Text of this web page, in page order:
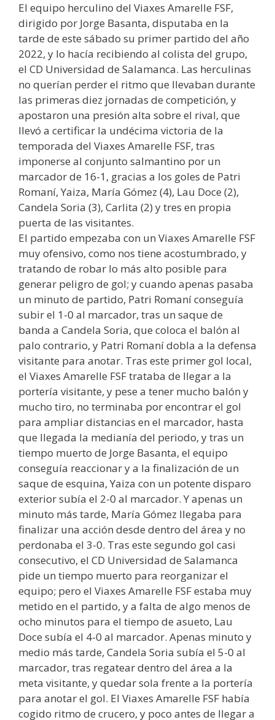
El equipo herculino del Viaxes Amarelle FSF,
dirigido por Jorge Basanta, disputaba en la
tarde de este sábado su primer partido del año
2022, y lo hacía recibiendo al colista del grupo,
el CD Universidad de Salamanca. Las herculinas
no querían perder el ritmo que llevaban durante
las primeras diez jornadas de competición, y
apostaron una presión alta sobre el rival, que
llevó a certificar la undécima victoria de la
temporada del Viaxes Amarelle FSF, tras
imponerse al conjunto salmantino por un
marcador de 16-1, gracias a los goles de Patri
Romaní, Yaiza, María Gómez (4), Lau Doce (2),
Candela Soria (3), Carlita (2) y tres en propia
puerta de las visitantes.
El partido empezaba con un Viaxes Amarelle FSF
muy ofensivo, como nos tiene acostumbrado, y
tratando de robar lo más alto posible para
generar peligro de gol; y cuando apenas pasaba
un minuto de partido, Patri Romaní conseguía
subir el 1-0 al marcador, tras un saque de
banda a Candela Soria, que coloca el balón al
palo contrario, y Patri Romaní dobla a la defensa
visitante para anotar. Tras este primer gol local,
el Viaxes Amarelle FSF trataba de llegar a la
portería visitante, y pese a tener mucho balón y
mucho tiro, no terminaba por encontrar el gol
para ampliar distancias en el marcador, hasta
que llegada la medianía del periodo, y tras un
tiempo muerto de Jorge Basanta, el equipo
conseguía reaccionar y a la finalización de un
saque de esquina, Yaiza con un potente disparo
exterior subía el 2-0 al marcador. Y apenas un
minuto más tarde, María Gómez llegaba para
finalizar una acción desde dentro del área y no
perdonaba el 3-0. Tras este segundo gol casi
consecutivo, el CD Universidad de Salamanca
pide un tiempo muerto para reorganizar el
equipo; pero el Viaxes Amarelle FSF estaba muy
metido en el partido, y a falta de algo menos de
ocho minutos para el tiempo de asueto, Lau
Doce subía el 4-0 al marcador. Apenas minuto y
medio más tarde, Candela Soria subía el 5-0 al
marcador, tras regatear dentro del área a la
meta visitante, y quedar sola frente a la portería
para anotar el gol. El Viaxes Amarelle FSF había
cogido ritmo de crucero, y poco antes de llegar a